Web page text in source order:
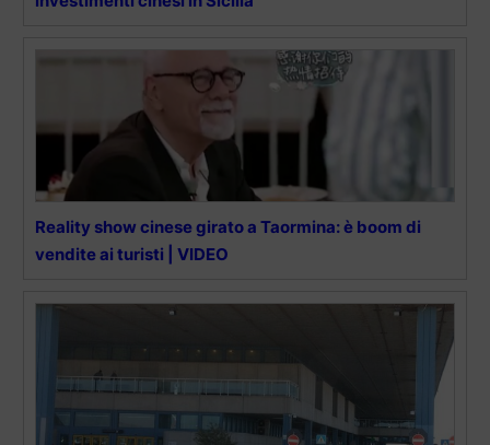
Reality show cinese girato a Taormina: è boom di
vendite ai turisti | VIDEO